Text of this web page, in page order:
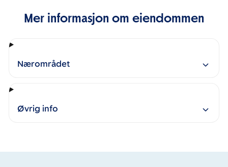
Mer informasjon om eiendommen
Nærområdet
Øvrig info